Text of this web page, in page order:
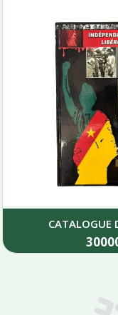
CATALOGUE